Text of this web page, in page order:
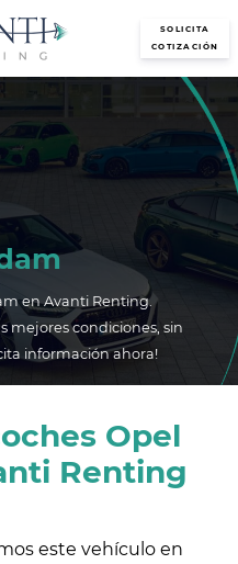
SOLICITA
COTIZACIÓN
en Avanti Renting.
mejores condiciones, sin
información ahora!
Opel
Renting
este vehículo en